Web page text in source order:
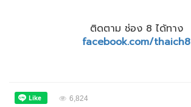
ติดตาม ช่อง 8 ได้ทาง
facebook.com/thaich8
6,824